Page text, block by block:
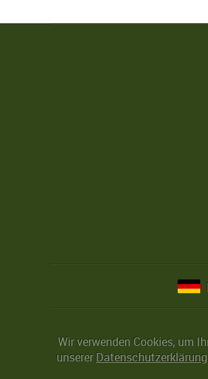
Wir verwenden Cookies, um
unserer Datenschutzerklärung